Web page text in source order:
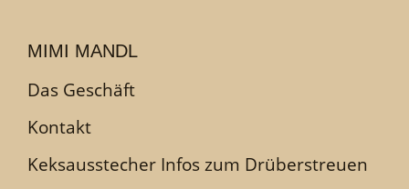
MIMI MANDL
Das Geschäft
Kontakt
Keksausstecher Infos zum Drüberstreuen